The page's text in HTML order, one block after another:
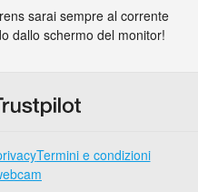
sarai sempre al corrente
dallo schermo del monitor!
Termini e condizioni